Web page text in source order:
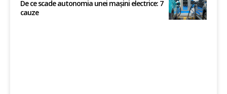
De ce scade autonomia unei mașini electrice: 7
cauze